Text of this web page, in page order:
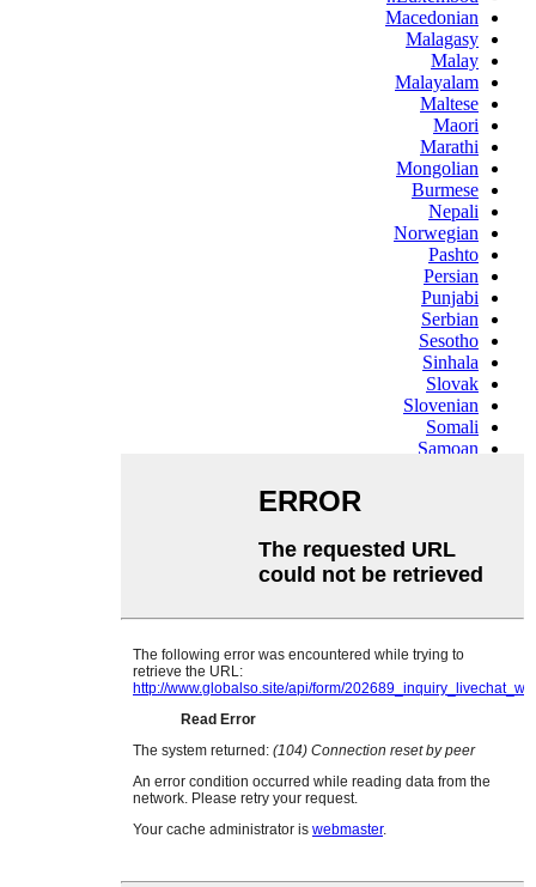
Macedonian
Malagasy
Malay
Malayalam
Maltese
Maori
Marathi
Mongolian
Burmese
Nepali
Norwegian
Pashto
Persian
Punjabi
Serbian
Sesotho
Sinhala
Slovak
Slovenian
Somali
Samoan
Swahili
Tajik
Telugu
Ukrainian
Urdu
Welsh
Xhosa
Yiddish
Tatar